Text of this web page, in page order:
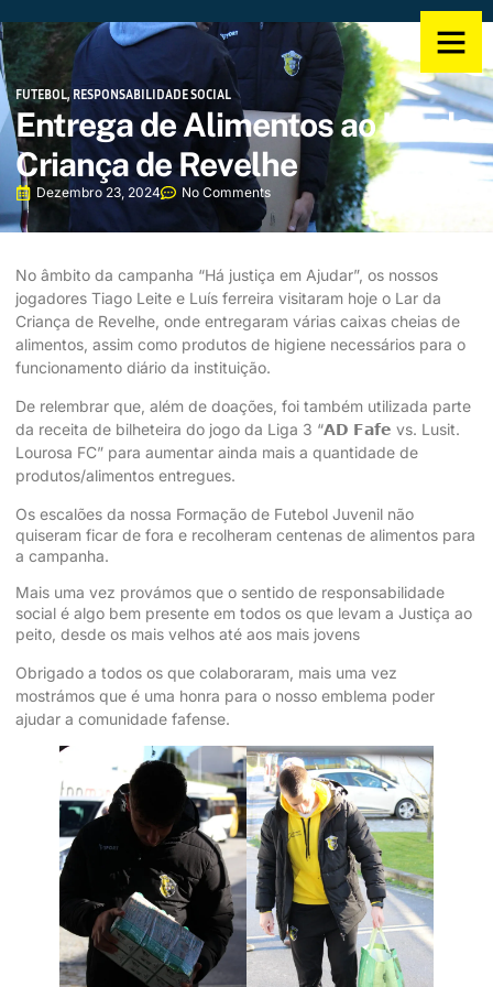
FUTEBOL, RESPONSABILIDADE SOCIAL
Entrega de Alimentos ao Lar da
Criança de Revelhe
Dezembro 23, 2024 No Comments
No âmbito da campanha “Há justiça em Ajudar”, os nossos
jogadores Tiago Leite e Luís ferreira visitaram hoje o Lar da
Criança de Revelhe, onde entregaram várias caixas cheias de
alimentos, assim como produtos de higiene necessários para o
funcionamento diário da instituição.
De relembrar que, além de doações, foi também utilizada parte
da receita de bilheteira do jogo da Liga 3 “𝗔𝗗 𝗙𝗮𝗳𝗲 vs. Lusit.
Lourosa FC” para aumentar ainda mais a quantidade de
produtos/alimentos entregues.
Os escalões da nossa Formação de Futebol Juvenil não
quiseram ficar de fora e recolheram centenas de alimentos para
a campanha.
Mais uma vez provámos que o sentido de responsabilidade
social é algo bem presente em todos os que levam a Justiça ao
peito, desde os mais velhos até aos mais jovens
Obrigado a todos os que colaboraram, mais uma vez
mostrámos que é uma honra para o nosso emblema poder
ajudar a comunidade fafense.